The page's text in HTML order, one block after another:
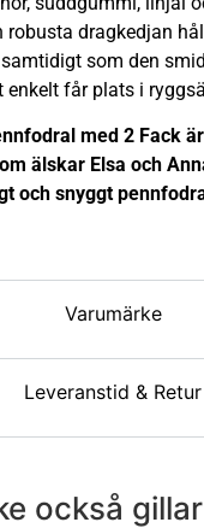
Varumärke
Leveranstid & Retur
robusta dragkedjan
som den
får plats i
med 2 Fack
älskar Elsa och
och snyggt
också